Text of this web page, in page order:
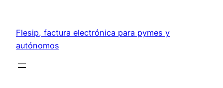
contenido
Flesip, factura electrónica para pymes y
autónomos